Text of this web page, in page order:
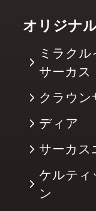
オリジナ
ミラク
サーカ
クラウン
ディア
サーカス
ケルティ
ン